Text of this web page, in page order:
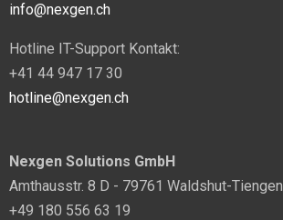
info@nexgen.ch
Hotline IT-Support Kontakt:
+41 44 947 17 30
hotline@nexgen.ch
Nexgen Solutions GmbH
Amthausstr. 8 D - 79761 Waldshut-Tiengen
+49 180 556 63 19